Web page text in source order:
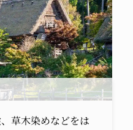
草木染めなどをは